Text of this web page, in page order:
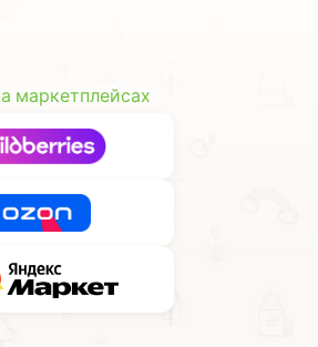
маркетплейсах